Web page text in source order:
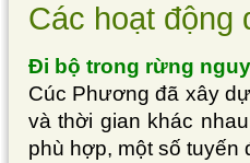
Các hoạt động
Đi bộ trong rừng
Cúc Phương đã xây
và thời gian khác
phù hợp, một số tuyến